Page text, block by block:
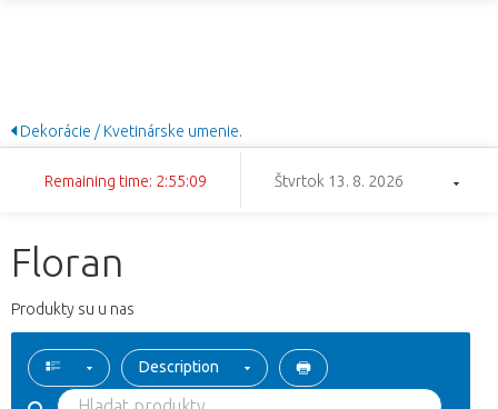
Dekorácie / Kvetinárske umenie.
Remaining time: 2:55:08 Štvrtok 13. 8. 2026
Floran
Produkty su u nas
Description